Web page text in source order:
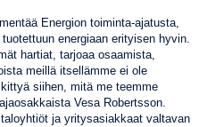
Energion toiminta-ajatusta,
energiaan erityisen hyvin.
hartiat, tarjoaa osaamista,
meillä itsellämme ei ole
siihen, mitä me teemme
Vesa Robertsson.
ja yritysasiakkaat valtavan